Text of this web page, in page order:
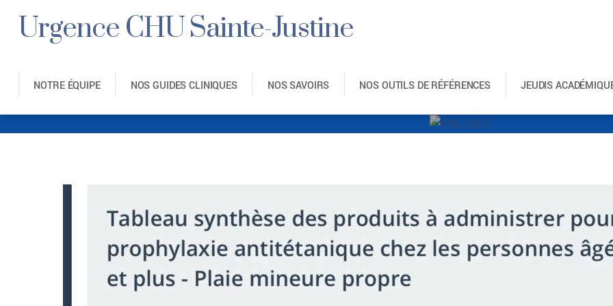
Urgence CHU Sainte-Justine
NOTRE ÉQUIPE NOS GUIDES CLINIQUES NOS SAVOIRS NOS OUTILS DE RÉFÉRENCES JEUDIS